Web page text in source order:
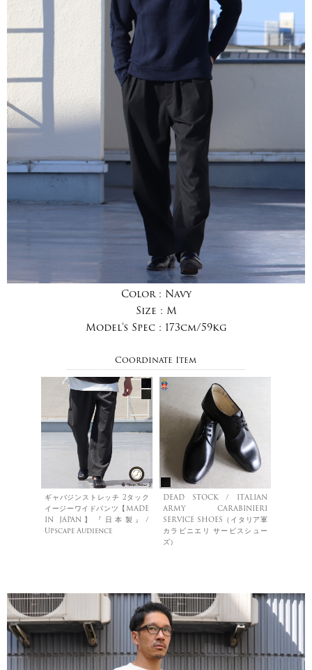
Color : Navy
Size : M
Model's Spec : 173cm/59kg
Coordinate Item
ギャバジンストレッチ 2タック
イージーワイドパンツ【MADE
IN JAPAN】『日本製』/
Upscape Audience
DEAD STOCK / ITALIAN
ARMY CARABINIERI
SERVICE SHOES（イタリア軍
カラビニエリ サービスシュー
ズ）